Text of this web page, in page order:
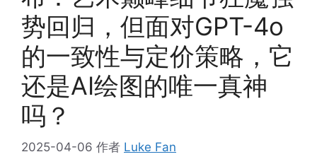
势回归，但面对GPT-4o
的一致性与定价策略，它
还是AI绘图的唯一真神
吗？
2025-04-06 作者 Luke Fan